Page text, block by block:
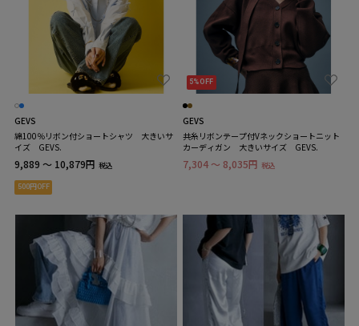
GEVS
綿100％リボン付ショートシャツ 大きいサ
イズ GEVS.
9,889 ～ 10,879円 税込
500円OFF
5%OFF
GEVS
共糸リボンテープ付Vネックショートニット
カーディガン 大きいサイズ GEVS.
7,304 ～ 8,035円 税込